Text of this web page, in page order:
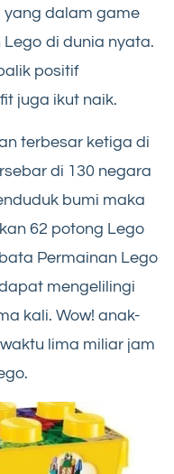
yang dalam game
di dunia nyata.
positif
juga ikut naik.
terbesar ketiga di
di 130 negara
bumi maka
62 potong Lego
Permainan Lego
mengelilingi
kali. Wow! anak-
lima miliar jam